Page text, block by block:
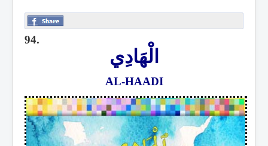
94.
الْهَادِي
AL-HAADI